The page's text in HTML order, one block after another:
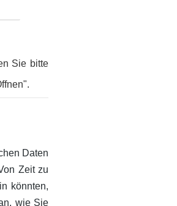
Sie bitte
Daten
Zeit zu
könnten,
wie Sie